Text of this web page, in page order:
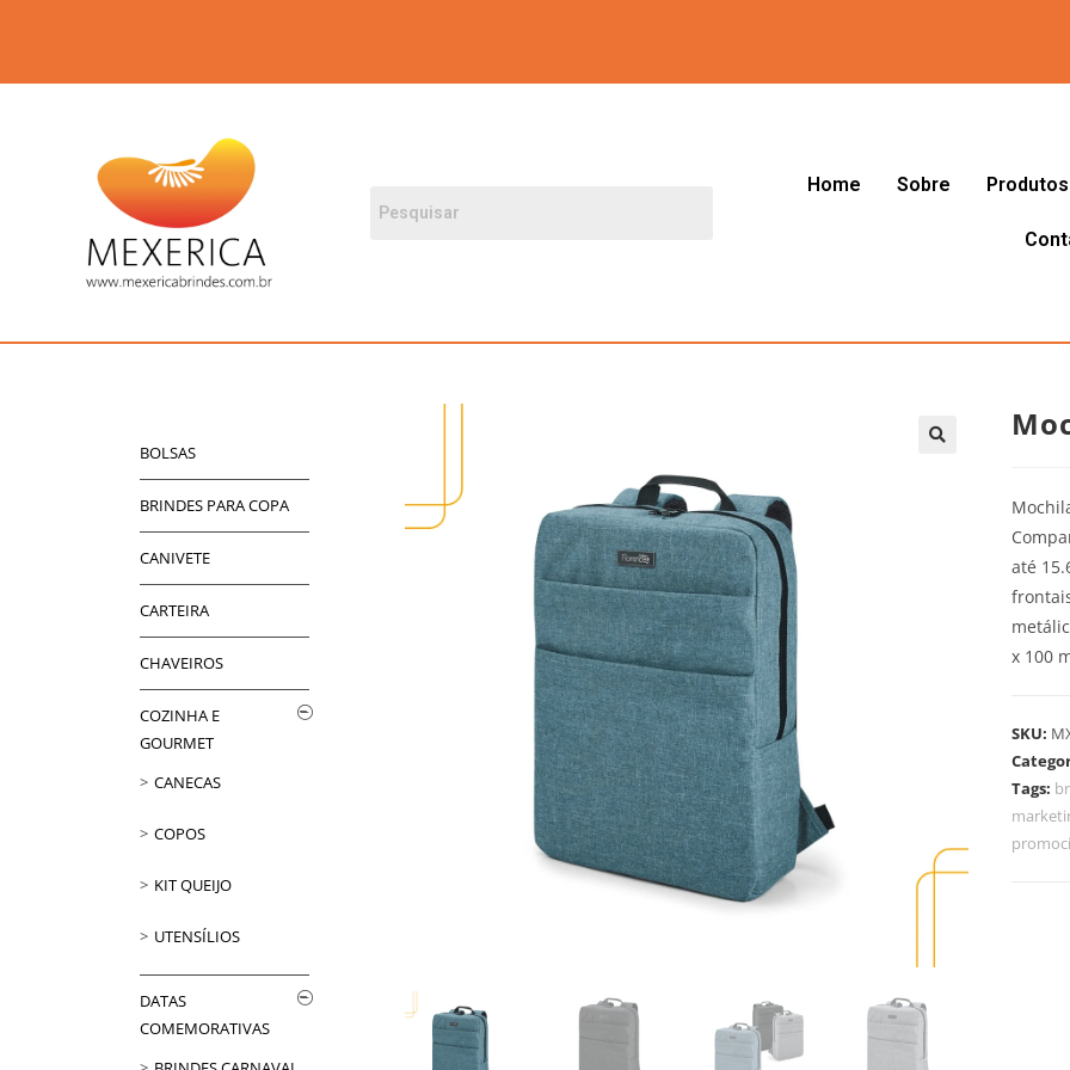
Home Sobre Produtos
até
x 100
SKU:
Tags:
BOLSAS
BRINDES PARA COPA
CANIVETE
CARTEIRA
CHAVEIROS
COZINHA E
GOURMET
CANECAS
COPOS
KIT QUEIJO
UTENSÍLIOS
DATAS
COMEMORATIVAS